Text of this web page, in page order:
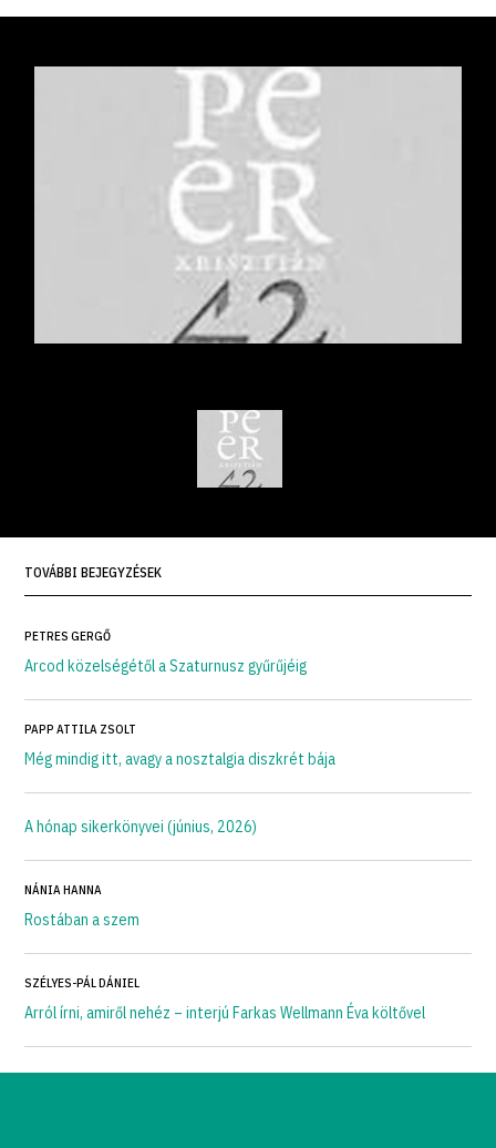
TOVÁBBI BEJEGYZÉSEK
PETRES GERGŐ
Arcod közelségétől a Szaturnusz gyűrűjéig
PAPP ATTILA ZSOLT
Még mindig itt, avagy a nosztalgia diszkrét bája
A hónap sikerkönyvei (június, 2026)
NÁNIA HANNA
Rostában a szem
SZÉLYES-PÁL DÁNIEL
Arról írni, amiről nehéz – interjú Farkas Wellmann Éva költővel